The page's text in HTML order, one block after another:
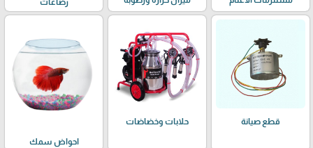
رضاعات
قطع صيانة حلابات وخضاضات
احواض سمك